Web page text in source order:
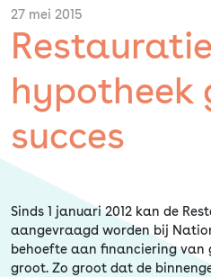
Contact
SAM
Actueel
Overheid
Erfgoed
27 mei 2015
hypotheek
succes
Sinds 1 januari 2012 kan de
aangevraagd worden bij
behoefte aan financiering
groot. Zo groot dat de